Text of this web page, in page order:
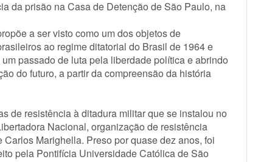
da prisão na Casa de Detenção de São Paulo, na
a ser visto como um dos objetos de
ao regime ditatorial do Brasil de 1964 e
passado de luta pela liberdade política e abrindo
do futuro, a partir da compreensão da história
de resistência à ditadura militar que se instalou no
Nacional, organização de resistência
Marighella. Preso por quase dez anos, foi
pela Pontifícia Universidade Católica de São